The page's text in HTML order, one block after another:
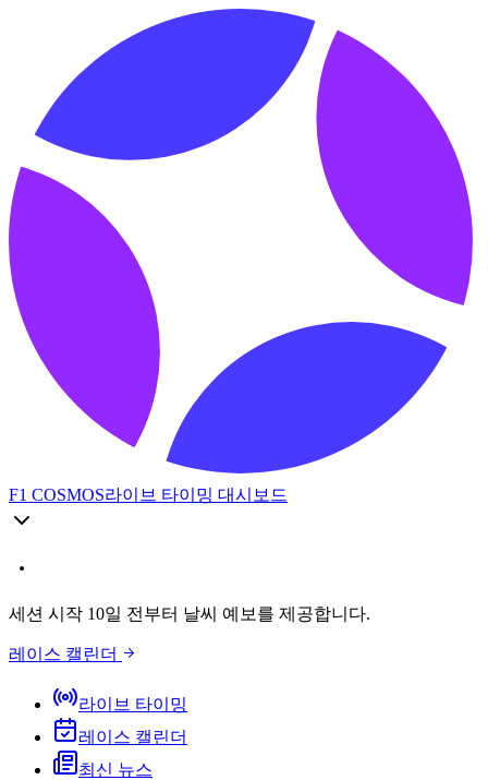
F1 COSMOS라이브 타이밍 대시보드
세션 시작 10일 전부터 날씨 예보를 제공합니다.
레이스 캘린더
라이브 타이밍
레이스 캘린더
최신 뉴스